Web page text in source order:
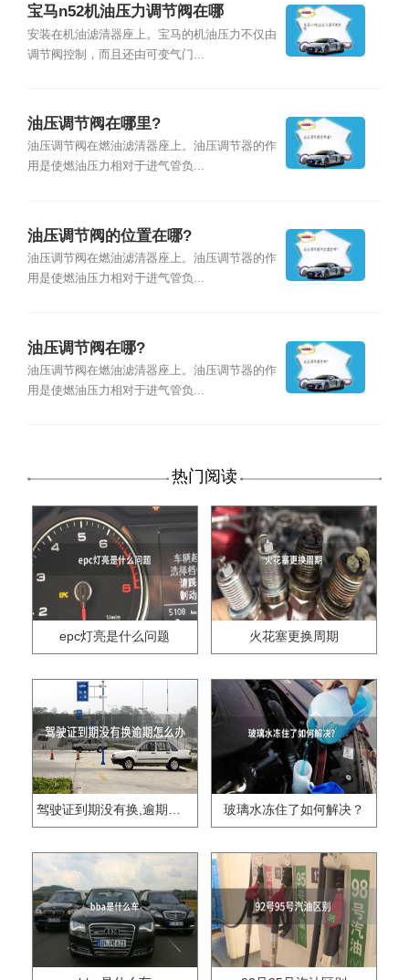
宝马n52机油压力调节阀在哪
安装在机油滤清器座上。宝马的机油压力不仅由
调节阀控制，而且还由可变气门...
油压调节阀在哪里?
油压调节阀在燃油滤清器座上。油压调节器的作
用是使燃油压力相对于进气管负...
油压调节阀的位置在哪?
油压调节阀在燃油滤清器座上。油压调节器的作
用是使燃油压力相对于进气管负...
油压调节阀在哪?
油压调节阀在燃油滤清器座上。油压调节器的作
用是使燃油压力相对于进气管负...
热门阅读
epc灯亮是什么问题 火花塞更换周期
驾驶证到期没有换,逾期怎么办?? 玻璃水冻住了如何解决？